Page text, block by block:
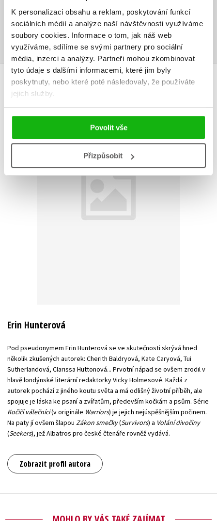
K personalizaci obsahu a reklam, poskytování funkcí
sociálních médií a analýze naší návštěvnosti využíváme
soubory cookies. Informace o tom, jak náš web
využíváme, sdílíme se svými partnery pro sociální
média, inzerci a analýzy. Partneři mohou zkombinovat
tyto údaje s dalšími informacemi, které jim byly
poskytnuty, nebo které poté následovaly, že používáte
jejich služby.
Povolit vše
Přizpůsobit
Uživatelskou recenzi mohou vkládat pouze registrovaní uživatelé
Přihlásit
AUTOR KNIHY
Erin Hunterová
Pod pseudonymem Erin Hunterová se ve skutečnosti skrývá hned
několik zkušených autorek: Cherith Baldryová, Kate Caryová, Tui
Sutherlandová, Clarissa Huttonová... Prvotní nápad se ovšem zrodil v
hlavě londýnské literární redaktorky Vicky Holmesové. Každá z
autorek pochází z jiného koutu světa a má odlišný životní příběh, ale
spojuje je láska ke psaní a zvířatům, především kočkám a psům. Série
Kočičí válečníci(v originále Warriors) je jejich nejúspěšnějším počinem.
Na paty jí ovšem šlapou Zákon smečky(Survivors) a Volání divočiny
(Seekers), jež Albatros pro české čtenáře rovněž vydává.
Zobrazit profil autora